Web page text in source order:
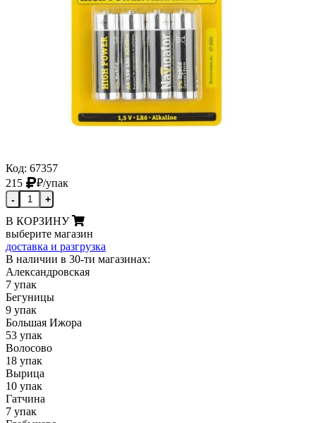
Код: 67357
215
₽/упак
- +
В КОРЗИНУ
выберите магазин
доставка и разгрузка
В наличии в 30-ти магазинах:
Александровская
7 упак
Бегуницы
9 упак
Большая Ижора
53 упак
Волосово
18 упак
Вырица
10 упак
Гатчина
7 упак